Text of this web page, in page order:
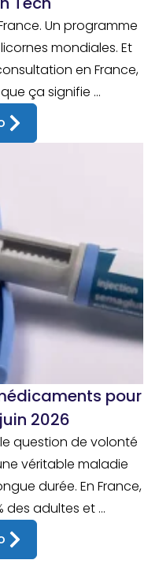
Un programme
mondiales. Et
en France,
ça signifie ...
pour
2026
question de volonté
véritable maladie
durée. En France,
des adultes et ...